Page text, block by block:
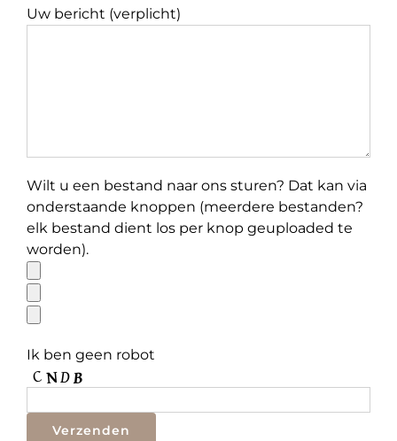
Uw bericht (verplicht)
Wilt u een bestand naar ons sturen? Dat kan via
onderstaande knoppen (meerdere bestanden?
elk bestand dient los per knop geuploaded te
worden).
Ik ben geen robot